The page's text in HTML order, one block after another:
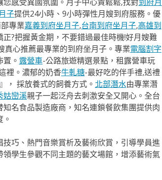
子提供24小時、9小時彈性月嫂到府服務。優
專業嘉義到府坐月子,台南到府坐月子,高雄到
正?把握黃金期，不要錯過最佳時機!好月嫂難
真心推薦最專業的到府坐月子。專業電腦割字
。 露營車-公路旅遊精選景點，租露營車玩
裡。濃郁的奶香牛軋糖-最好吃的伴手禮,送禮
， 採放養式的飼養方式。 北部潛水由專業潛
姑巒溪親子一起泛舟去​刺激安全又開心。全台
知名食品製造廠商，知名連鎖餐飲集團提供肉
巧、熱門音樂賞析及藝術欣賞，引導學員進
學生參觀不同主題的藝文場館，增添藝術氣